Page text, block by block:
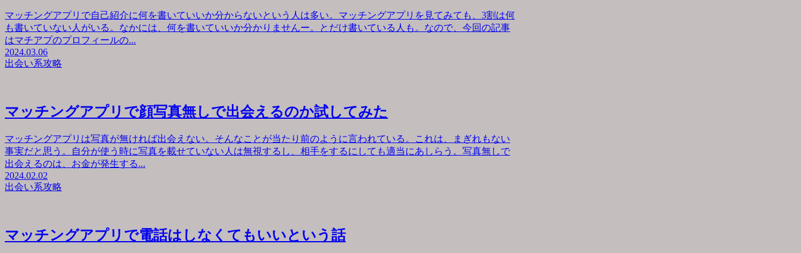
マッチングアプリで自己紹介に何を書いていいか分からないという人は多い。マッチングアプリを見てみても、3割は何
も書いていない人がいる。なかには、何を書いていいか分かりませんー。とだけ書いている人も。なので、今回の記事
はマチアプのプロフィールの...
2024.03.06
出会い系攻略
マッチングアプリで顔写真無しで出会えるのか試してみた
マッチングアプリは写真が無ければ出会えない。そんなことが当たり前のように言われている。これは、まぎれもない
事実だと思う。自分が使う時に写真を載せていない人は無視するし、相手をするにしても適当にあしらう。写真無しで
出会えるのは、お金が発生する...
2024.02.02
出会い系攻略
マッチングアプリで電話はしなくてもいいという話